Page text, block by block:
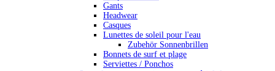
Gants
Headwear
Casques
Lunettes de soleil pour l'eau
Zubehör Sonnenbrillen
Bonnets de surf et plage
Serviettes / Ponchos